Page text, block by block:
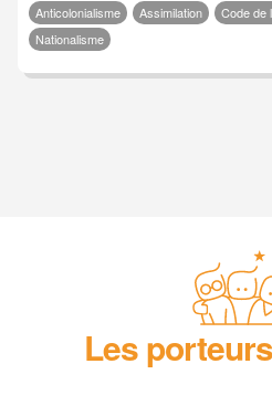
Anticolonialisme Assimilation Code de
Nationalisme
Les